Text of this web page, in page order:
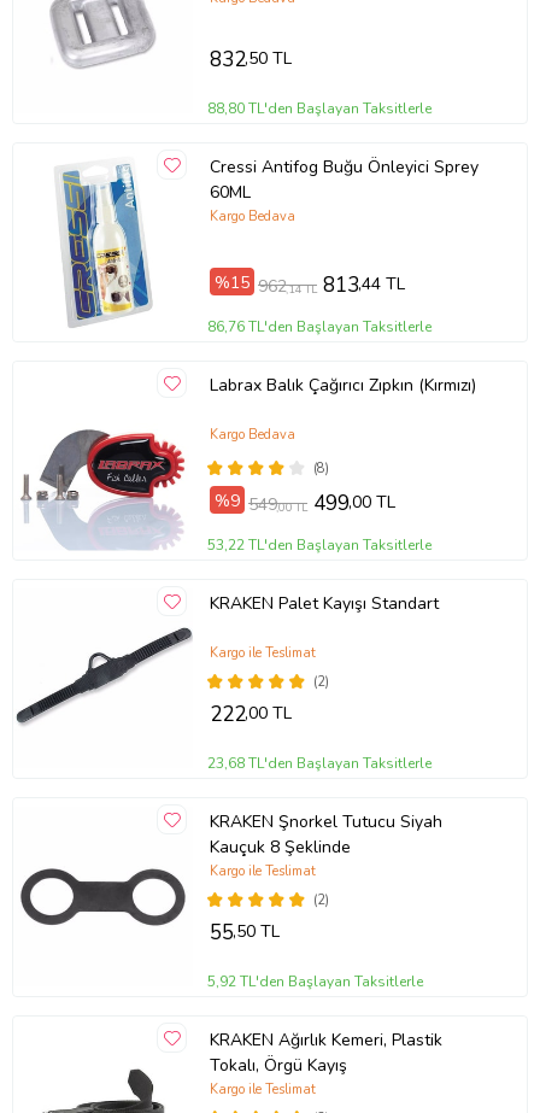
832,50 TL
88,80 TL'den Başlayan Taksitlerle
Cressi Antifog Buğu Önleyici Sprey
60ML
Kargo Bedava
%15 962,14 TL 813,44 TL
86,76 TL'den Başlayan Taksitlerle
Labrax Balık Çağırıcı Zıpkın (Kırmızı)
(8)
Kargo Bedava
%9 549,00 TL 499,00 TL
53,22 TL'den Başlayan Taksitlerle
KRAKEN Palet Kayışı Standart
(2)
Kargo ile Teslimat
222,00 TL
23,68 TL'den Başlayan Taksitlerle
KRAKEN Şnorkel Tutucu Siyah
Kauçuk 8 Şeklinde
(2)
Kargo ile Teslimat
55,50 TL
5,92 TL'den Başlayan Taksitlerle
KRAKEN Ağırlık Kemeri, Plastik
Tokalı, Örgü Kayış
Kargo ile Teslimat